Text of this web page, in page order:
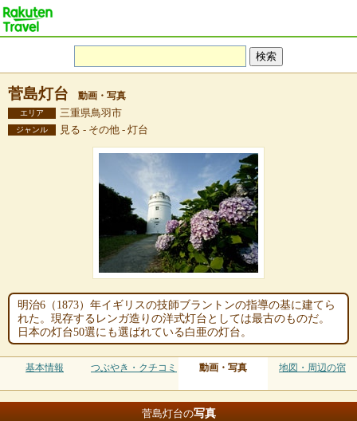
菅島灯台 動画・写真
エリア 三重県鳥羽市
ジャンル 見る - その他 - 灯台
明治6（1873）年イギリスの技師ブラントンの指導の基に建てら
れた。現存するレンガ造りの洋式灯台としては最古のものだ。
日本の灯台50選にも選ばれている白亜の灯台。
基本情報 つぶやき・クチコミ 動画・写真 地図・周辺の宿
菅島灯台の写真